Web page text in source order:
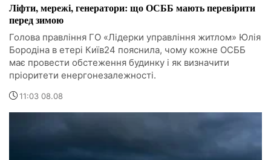
Ліфти, мережі, генератори: що ОСББ мають перевірити
перед зимою
Голова правління ГО «Лідерки управління житлом» Юлія
Бородіна в етері Київ24 пояснила, чому кожне ОСББ
має провести обстеження будинку і як визначити
пріоритети енергонезалежності.
11:03 08.08